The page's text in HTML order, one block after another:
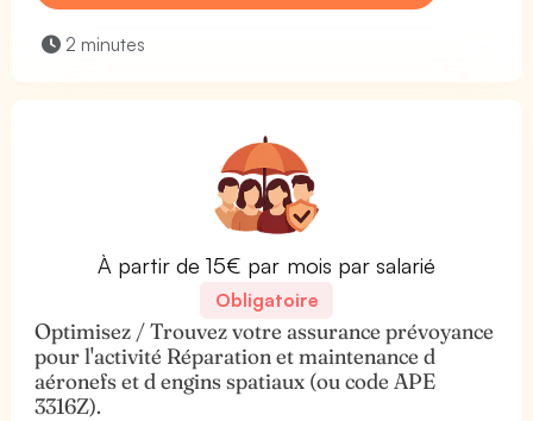
2 minutes
À partir de 15€ par mois par salarié
Obligatoire
Optimisez / Trouvez votre assurance prévoyance
pour l'activité Réparation et maintenance d
aéronefs et d engins spatiaux (ou code APE
3316Z).